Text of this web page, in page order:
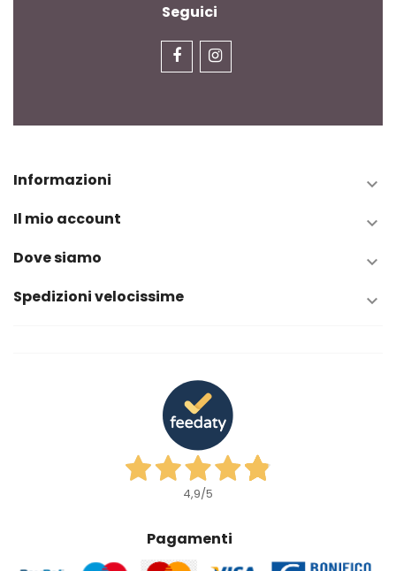
Seguici
Informazioni 
Il mio account 
Dove siamo 
Spedizioni velocissime 
4,9/5
Pagamenti